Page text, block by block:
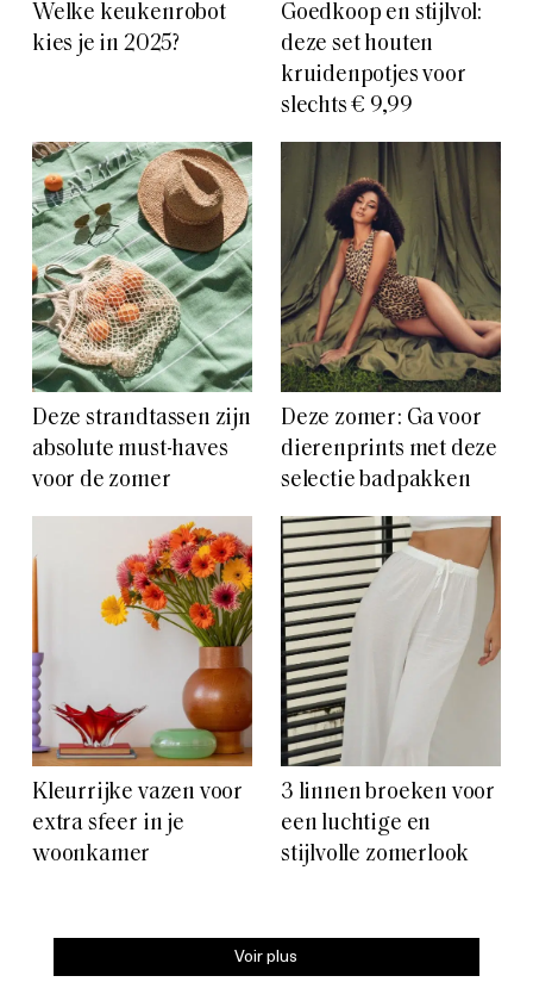
Welke keukenrobot
kies je in 2025?
Goedkoop en stijlvol:
deze set houten
kruidenpotjes voor
slechts € 9,99
Deze strandtassen zijn
absolute must-haves
voor de zomer
Deze zomer: Ga voor
dierenprints met deze
selectie badpakken
Kleurrijke vazen voor
extra sfeer in je
woonkamer
3 linnen broeken voor
een luchtige en
stijlvolle zomerlook
Voir plus